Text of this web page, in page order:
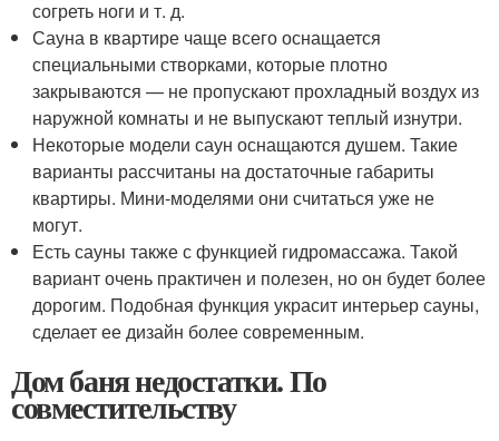
согреть ноги и т. д.
Сауна в квартире чаще всего оснащается
специальными створками, которые плотно
закрываются — не пропускают прохладный воздух из
наружной комнаты и не выпускают теплый изнутри.
Некоторые модели саун оснащаются душем. Такие
варианты рассчитаны на достаточные габариты
квартиры. Мини-моделями они считаться уже не
могут.
Есть сауны также с функцией гидромассажа. Такой
вариант очень практичен и полезен, но он будет более
дорогим. Подобная функция украсит интерьер сауны,
сделает ее дизайн более современным.
Дом баня недостатки. По
совместительству